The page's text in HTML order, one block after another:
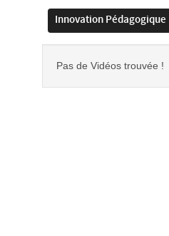
Innovation Pédagogique
Pas de Vidéos trouvée !